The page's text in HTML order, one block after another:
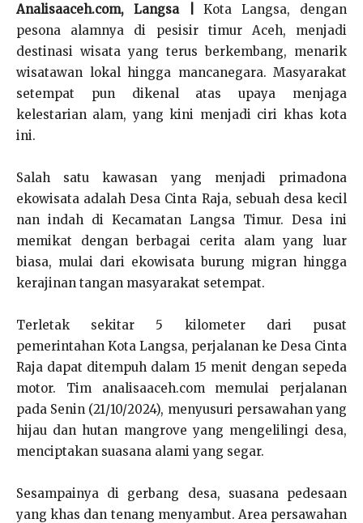
Analisaaceh.com, Langsa |
Kota Langsa, dengan
pesona alamnya di pesisir timur Aceh, menjadi
destinasi wisata yang terus berkembang, menarik
wisatawan lokal hingga mancanegara. Masyarakat
setempat pun dikenal atas upaya menjaga
kelestarian alam, yang kini menjadi ciri khas kota
ini.
Salah satu kawasan yang menjadi primadona
ekowisata adalah Desa Cinta Raja, sebuah desa kecil
nan indah di Kecamatan Langsa Timur. Desa ini
memikat dengan berbagai cerita alam yang luar
biasa, mulai dari ekowisata burung migran hingga
kerajinan tangan masyarakat setempat.
Terletak sekitar 5 kilometer dari pusat
pemerintahan Kota Langsa, perjalanan ke Desa Cinta
Raja dapat ditempuh dalam 15 menit dengan sepeda
motor. Tim analisaaceh.com memulai perjalanan
pada Senin (21/10/2024), menyusuri persawahan yang
hijau dan hutan mangrove yang mengelilingi desa,
menciptakan suasana alami yang segar.
Sesampainya di gerbang desa, suasana pedesaan
yang khas dan tenang menyambut. Area persawahan